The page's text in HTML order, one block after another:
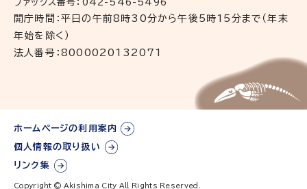
ファックス番号：042-546-5496
開庁時間：平日の午前8時30分から午後5時15分まで（年末
年始を除く）
法人番号：8000020132071
ホームページの利用案内
個人情報の取り扱い
リンク集
Copyright © Akishima City All Rights Reserved.